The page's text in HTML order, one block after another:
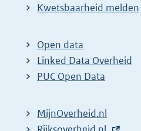
E
t
e
r
l
Kwetsbaarheid melden
Open data
Linked Data Overheid
PUC Open Data
MijnOverheid.nl